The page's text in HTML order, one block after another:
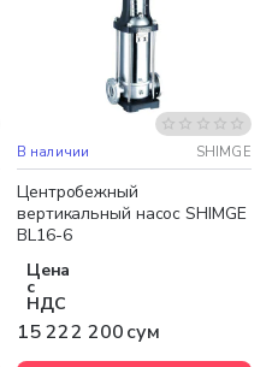
Бесплатная доставка
В наличии SHIMGE
Центробежный
вертикальный насос SHIMGE
BL16-6
Цена
с
НДС
15 222 200 сум